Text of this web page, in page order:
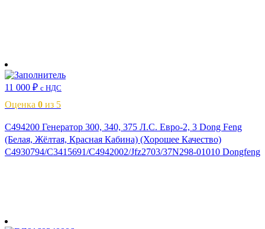
11 000 ₽ с НДС
Оценка 0 из 5
C494200 Генератор 300, 340, 375 Л.С. Евро-2, 3 Dong Feng
(Белая, Жёлтая, Красная Кабина) (Хорошее Качество)
C4930794/C3415691/C4942002/Jfz2703/37N298-01010 Dongfeng